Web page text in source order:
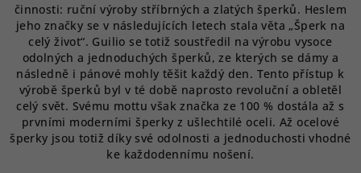
činnosti: ruční výroby stříbrných a zlatých šperků. Heslem
jeho značky se v následujících letech stala věta „Šperk na
celý život“. Guilio se totiž soustředil na výrobu vysoce
odolných a jednoduchých šperků, ze kterých se dámy a
následně i pánové mohly těšit každý den. Tento přístup k
výrobě šperků byl v té době naprosto revoluční a obletěl
celý svět. Svému mottu však značka ze 100 % dostála až s
prvními moderními šperky z ušlechtilé oceli. Až ocelové
šperky jsou totiž díky své odolnosti a jednoduchosti vhodné
ke každodennímu nošení.